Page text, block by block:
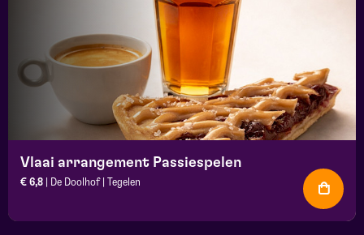
Vlaai arrangement Passiespelen
€ 6,8 | De Doolhof | Tegelen